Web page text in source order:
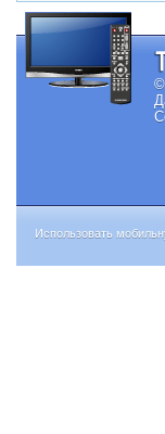
©
Использовать